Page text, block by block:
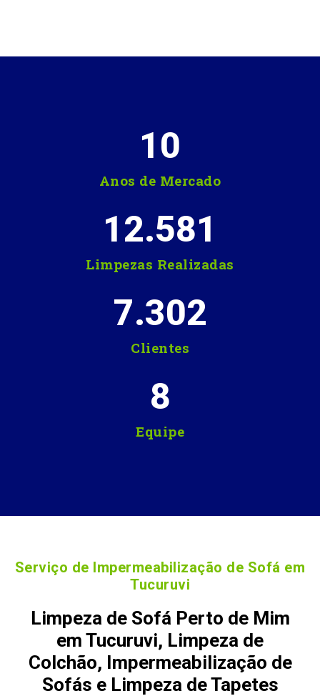
Anos de Mercado
10
Limpezas Realizadas
12.581
Clientes
7.302
Equipe
8
Serviço de Impermeabilização de Sofá em
Tucuruvi
Limpeza de Sofá Perto de Mim
em Tucuruvi, Limpeza de
Colchão, Impermeabilização de
Sofás e Limpeza de Tapetes